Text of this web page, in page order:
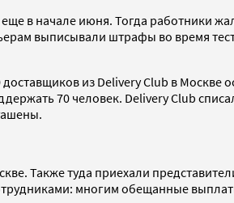
еще в начале июня. Тогда работники
выписывали штрафы во время
доставщиков из Delivery Club в Москве
70 человек. Delivery Club
Также туда приехали
многим обещанные